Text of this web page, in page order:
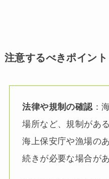
注意するべきポイント
法律や規制の確認：
場所など、規制があ
海上保安庁や漁場の
続きが必要な場合が